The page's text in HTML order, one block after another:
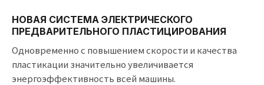
НОВАЯ СИСТЕМА ЭЛЕКТРИЧЕСКОГО
ПРЕДВАРИТЕЛЬНОГО ПЛАСТИЦИРОВАНИЯ
Одновременно с повышением скорости и качества
пластикации значительно увеличивается
энергоэффективность всей машины.